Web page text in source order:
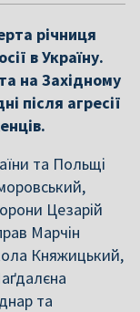
річниця
в Україну.
на Західному
після агресії
та Польщі
Цезарій
Марчін
Княжицький,
та